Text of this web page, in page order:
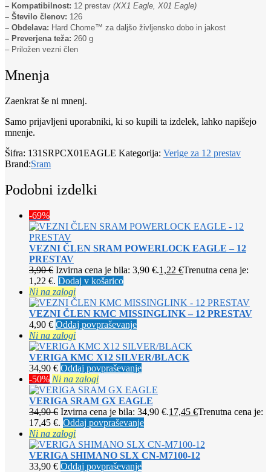
– Kompatibilnost: 12 prestav (XX1 Eagle, X01 Eagle)
– Število členov: 126
– Obdelava: Hard Chome™ za daljšo življensko dobo in jakost
– Preverjena teža: 260 g
– Priložen vezni člen
Mnenja
Zaenkrat še ni mnenj.
Samo prijavljeni uporabniki, ki so kupili ta izdelek, lahko napišejo
mnenje.
Šifra: 131SRPCX01EAGLE Kategorija: Verige za 12 prestav
Brand:Sram
Podobni izdelki
-69%
VEZNI ČLEN SRAM POWERLOCK EAGLE – 12
PRESTAV
3,90€ Izvirna cena je bila: 3,90 €.1,22 €Trenutna cena je:
1,22 €. Dodaj v košarico
Ni na zalogi
VEZNI ČLEN KMC MISSINGLINK – 12 PRESTAV
4,90 € Oddaj povpraševanje
Ni na zalogi
VERIGA KMC X12 SILVER/BLACK
34,90 € Oddaj povpraševanje
-50% Ni na zalogi
VERIGA SRAM GX EAGLE
34,90€ Izvirna cena je bila: 34,90 €.17,45 €Trenutna cena je:
17,45 €. Oddaj povpraševanje
Ni na zalogi
VERIGA SHIMANO SLX CN-M7100-12
33,90 € Oddaj povpraševanje